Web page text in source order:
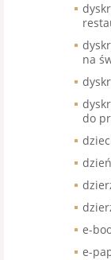
na
do
e-
e-